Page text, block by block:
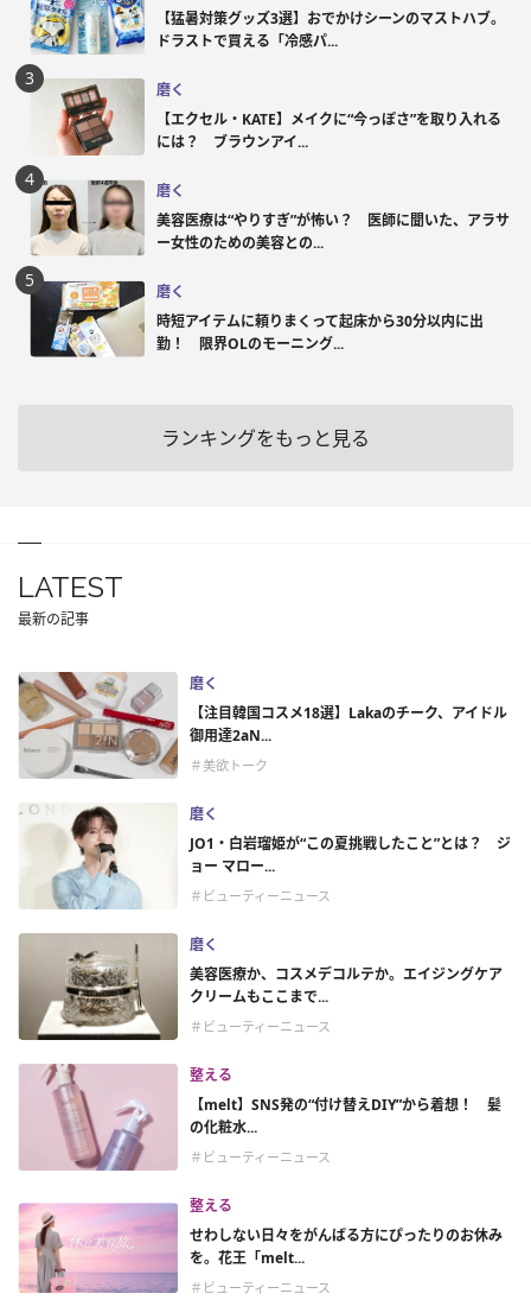
【猛暑対策グッズ3選】おでかけシーンのマストハブ。
ドラストで買える「冷感パ...
磨く
【エクセル・KATE】メイクに“今っぽさ”を取り入れる
には？ ブラウンアイ...
磨く
美容医療は“やりすぎ”が怖い？ 医師に聞いた、アラサ
ー女性のための美容との...
磨く
時短アイテムに頼りまくって起床から30分以内に出
勤！ 限界OLのモーニング...
ランキングをもっと見る
LATEST
最新の記事
磨く
【注目韓国コスメ18選】Lakaのチーク、アイドル
御用達2aN...
＃美欲トーク
磨く
JO1・白岩瑠姫が“この夏挑戦したこと”とは？ ジ
ョー マロー...
＃ビューティーニュース
磨く
美容医療か、コスメデコルテか。エイジングケア
クリームもここまで...
＃ビューティーニュース
整える
【melt】SNS発の“付け替えDIY”から着想！ 髪
の化粧水...
＃ビューティーニュース
整える
せわしない日々をがんばる方にぴったりのお休み
を。花王「melt...
＃ビューティーニュース